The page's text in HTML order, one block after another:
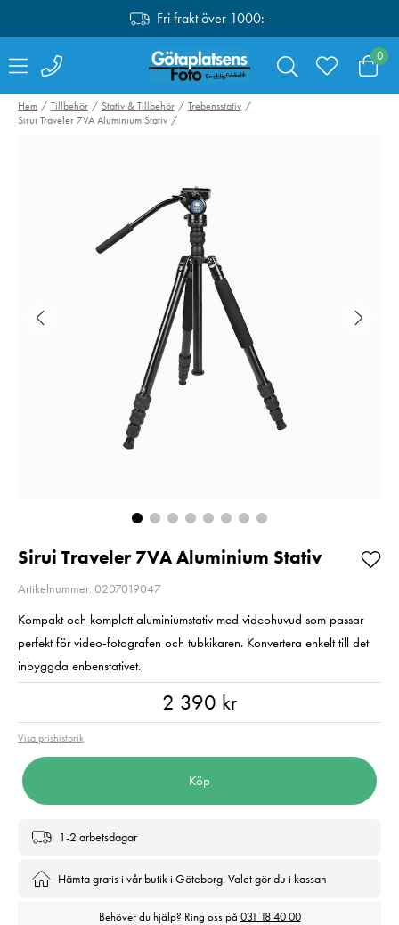
Fri frakt över 1000:-
Fri retur i butik
Personlig service
Fri frakt över 1000:-
0
Manfrotto Stativkit
MK055XPRO3-3W
3-Vägs Alu.
4 690 kr
Hem Tillbehör Stativ & Tillbehör
Trebensstativ
Sirui Traveler 7VA Aluminium Stativ
Sirui Traveler 7VA Aluminium Stativ
Artikelnummer: 0207019047
Kompakt och komplett aluminiumstativ med videohuvud som passar
perfekt för video-fotografen och tubkikaren. Konvertera enkelt till det
inbyggda enbenstativet.
2 390 kr
Visa prishistorik
Köp
1-2 arbetsdagar
Hämta gratis i vår butik i Göteborg. Valet gör du i kassan
Behöver du hjälp? Ring oss på 031 18 40 00